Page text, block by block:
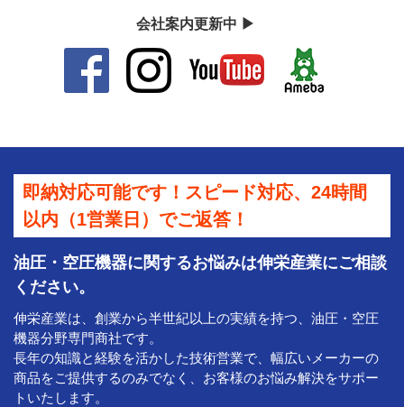
会社案内更新中 ▶
即納対応可能です！スピード対応、24時間
以内（1営業日）でご返答！
油圧・空圧機器に関するお悩みは伸栄産業にご相談
ください。
伸栄産業は、創業から半世紀以上の実績を持つ、油圧・空圧
機器分野専門商社です。
長年の知識と経験を活かした技術営業で、幅広いメーカーの
商品をご提供するのみでなく、お客様のお悩み解決をサポー
トいたします。